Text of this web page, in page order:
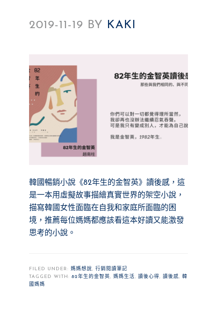
2019-11-19 BY KAKI
韓國暢銷小說《82年生的金智英》讀後感，這
是一本用虛擬故事描繪真實世界的架空小說，
描寫韓國女性面臨在自我和家庭所面臨的困
境，推薦每位媽媽都應該看這本好讀又能激發
思考的小說。
FILED UNDER: 媽媽想說, 行銷閱讀筆記
TAGGED WITH: 82年生的金智英, 媽媽生活, 讀後心得, 讀後感, 韓
國媽媽